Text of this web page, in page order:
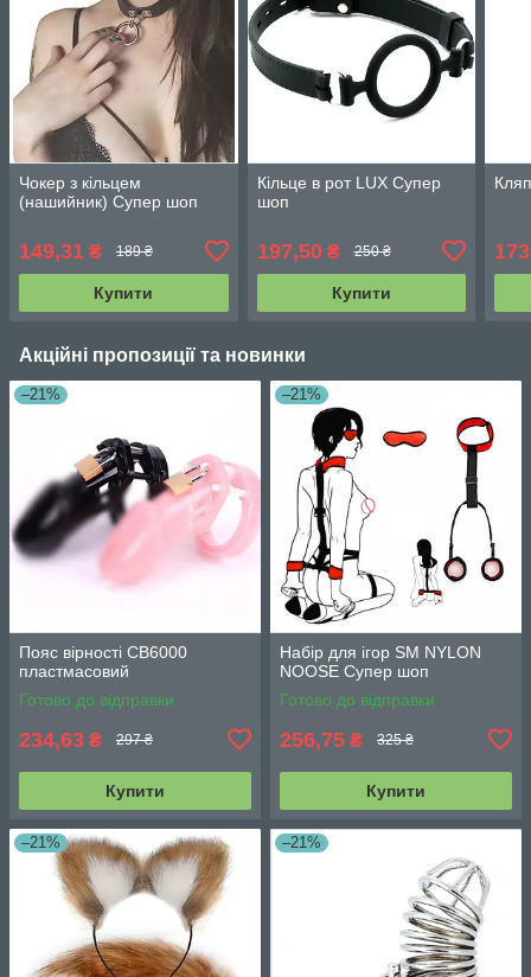
Чокер з кільцем
(нашийник) Супер шоп
149,31 ₴ 189 ₴
Купити
Кільце в рот LUX Супер
шоп
197,50₴ 250 ₴
Купити
Акційні пропозиції та новинки
–21%
Пояс вірності CB6000
пластмасовий
Готово до відправки
234,63 ₴ 297 ₴
Купити
–21%
Набір для ігор SM NYLON
NOOSE Супер шоп
Готово до відправки
256,75 ₴ 325 ₴
Купити
–21% –21%